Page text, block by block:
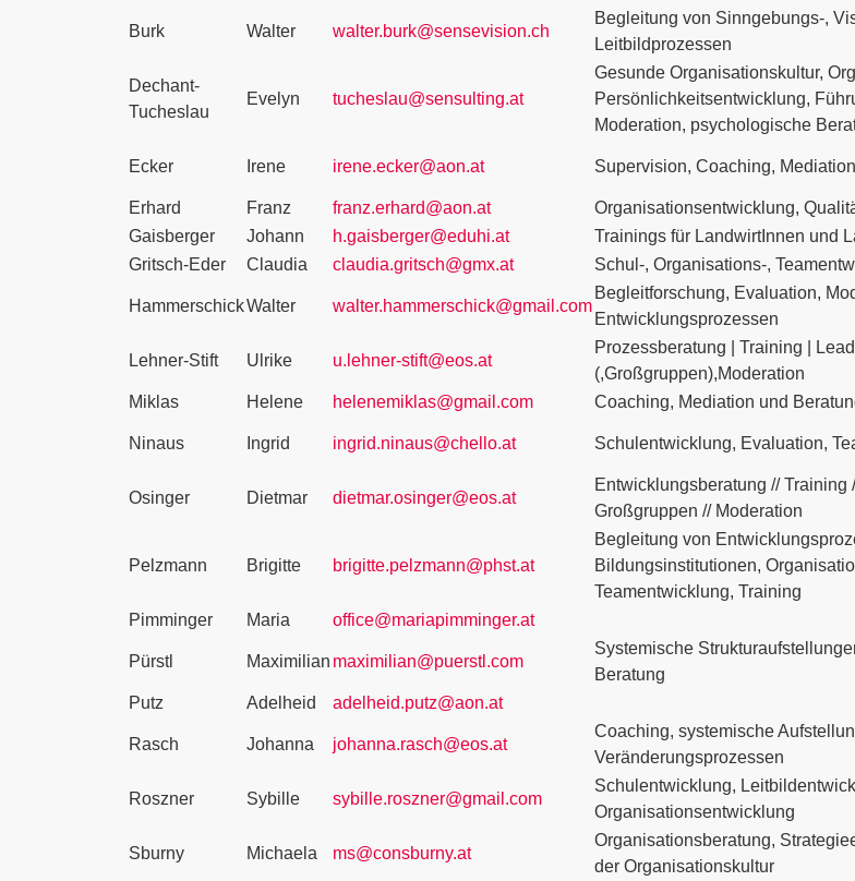
Burk Walter walter.burk@sensevision.ch
Begleitung von Sinngebungs-,
Leitbildprozessen
Dechant-
Tucheslau
Evelyn tucheslau@sensulting.at
Gesunde Organisationskultur,
Persönlichkeitsentwicklung,
Moderation, psychologische
Ecker Irene irene.ecker@aon.at Supervision, Coaching,
Erhard Franz franz.erhard@aon.at Organisationsentwicklung,
Gaisberger
Johann h.gaisberger@eduhi.at Trainings für LandwirtInnen und
Gritsch-Eder
Claudia claudia.gritsch@gmx.at Schul-, Organisations-,
HammerschickWalter walter.hammerschick@gmail.com
Begleitforschung, Evaluation,
Entwicklungsprozessen
Lehner-Stift Ulrike u.lehner-stift@eos.at
Prozessberatung | Training |
(,Großgruppen),Moderation
Miklas Helene helenemiklas@gmail.com Coaching, Mediation und
Ninaus Ingrid ingrid.ninaus@chello.at Schulentwicklung, Evaluation,
Osinger Dietmar dietmar.osinger@eos.at
Entwicklungsberatung // Training
Großgruppen // Moderation
Pelzmann Brigitte brigitte.pelzmann@phst.at
Begleitung von
Bildungsinstitutionen,
Teamentwicklung, Training
Pimminger Maria office@mariapimminger.at
Pürstl Maximilian maximilian@puerstl.com
Systemische
Beratung
Putz Adelheid adelheid.putz@aon.at
Rasch Johanna johanna.rasch@eos.at
Coaching, systemische
Veränderungsprozessen
Roszner Sybille sybille.roszner@gmail.com
Schulentwicklung,
Organisationsentwicklung
Sburny Michaela ms@consburny.at
Organisationsberatung,
der Organisationskultur